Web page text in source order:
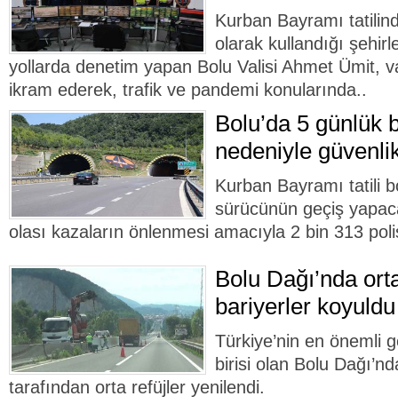
Kurban Bayramı
olarak kullandığı
yollarda denetim yapan Bolu Valisi Ahmet Ümit,
ikram ederek, trafik ve pandemi konularında..
Bolu’da 5 günlük
nedeniyle
Kurban Bayramı tatili
sürücünün geçiş
olası kazaların önlenmesi amacıyla 2 bin 313
Bolu Dağı’nda
bariyerler koyuldu
Türkiye’nin en önemli
birisi olan Bolu
tarafından orta refüjler yenilendi.